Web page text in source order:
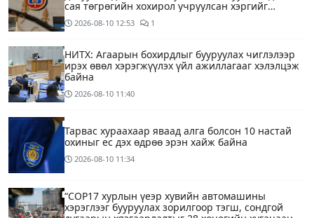
сая төгрөгийн хохирол учруулсан хэргийг
прокурорт шилжүүллээ
2026-08-10 12:53 1
НИТХ: Агаарын бохирдлыг бууруулах чиглэлээр
ирэх өвөл хэрэгжүүлэх үйл ажиллагааг хэлэлцэж
байна
2026-08-10 11:40
Тарвас хураахаар яваад алга болсон 10 настай
охиныг ес дэх өдрөө эрэн хайж байна
2026-08-10 11:34
“COP17 хурлын үеэр хувийн автомашины
хэрэглээг бууруулах зорилгоор тэгш, сондгой